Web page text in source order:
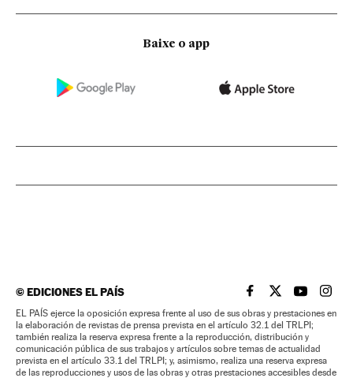
Baixe o app
©EDICIONES EL PAÍS EL PAÍS BRASIL EN
EL PAÍSEL PAÍS
EL
EL PAÍS ejerce la oposición expresa frente al uso de sus obras y prestaciones en
la elaboración de revistas de prensa prevista en el artículo 32.1 del TRLPI;
también realiza la reserva expresa frente a la reproducción, distribución y
comunicación pública de sus trabajos y artículos sobre temas de actualidad
prevista en el artículo 33.1 del TRLPI; y, asimismo, realiza una reserva expresa
de las reproducciones y usos de las obras y otras prestaciones accesibles desde